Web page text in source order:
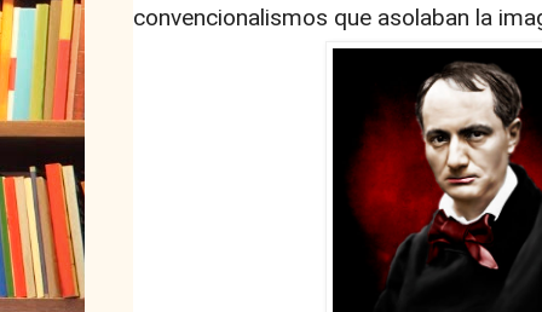
convencionalismos que asolaban la